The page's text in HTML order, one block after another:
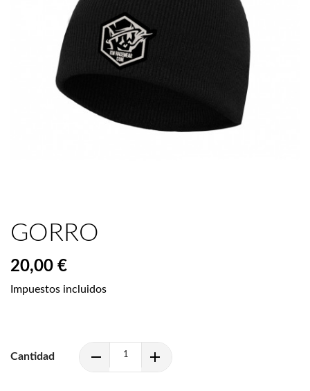
GORRO
20,00 €
Impuestos incluidos
Cantidad